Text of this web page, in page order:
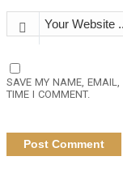
SAVE MY NAME, EMAIL,
TIME I COMMENT.